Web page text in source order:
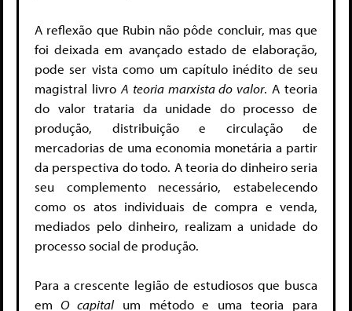
A reflexão que Rubin não pôde concluir, mas que
foi deixada em avançado estado de elaboração,
pode ser vista como um capítulo inédito de seu
magistral livro A teoria marxista do valor. A teoria
do valor trataria da unidade do processo de
produção, distribuição e circulação de
mercadorias de uma economia monetária a partir
da perspectiva do todo. A teoria do dinheiro seria
seu complemento necessário, estabelecendo
como os atos individuais de compra e venda,
mediados pelo dinheiro, realizam a unidade do
processo social de produção.
Para a crescente legião de estudiosos que busca
em O capitalum método e uma teoria para